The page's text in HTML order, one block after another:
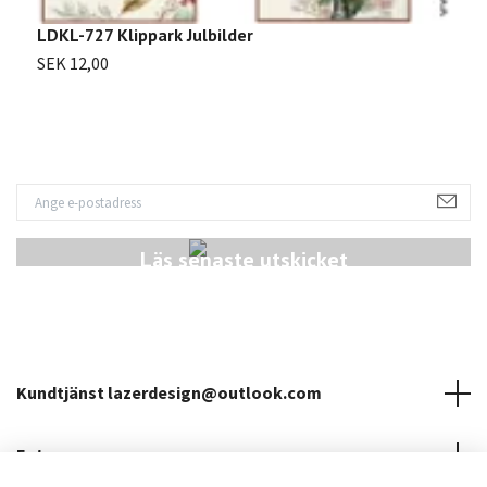
Läs senaste utskicket
LDKL-727 Klippark Julbilder
SEK 12,00
Kundtjänst lazerdesign@outlook.com
Fotmeny